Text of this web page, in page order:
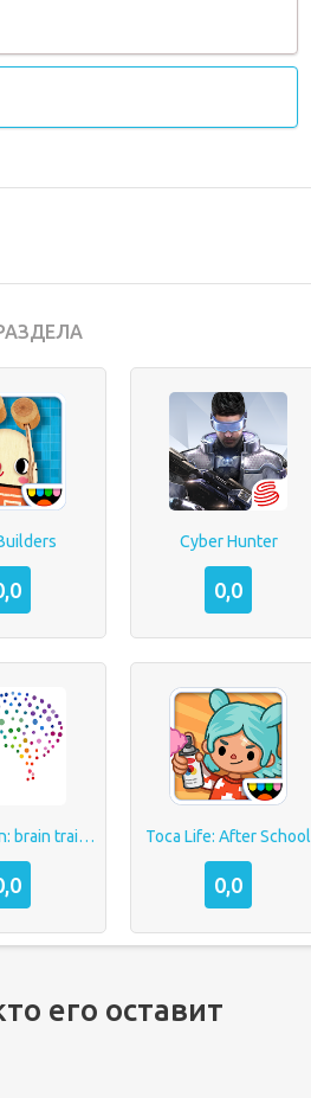
Cyber Hunter
0,0
NeuroNation: brain training Toca Life: After School
0,0
его оставит